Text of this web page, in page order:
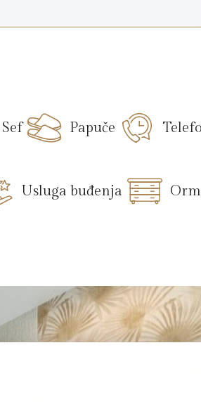
Sef Papuče
Usluga buđenja